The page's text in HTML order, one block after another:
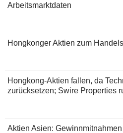
Arbeitsmarktdaten
Hongkonger Aktien zum
Hongkong-Aktien fallen, da
zurücksetzen; Swire Properties
Aktien Asien: